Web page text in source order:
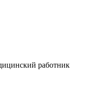
работник